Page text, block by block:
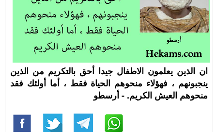
ان الذين يعلمون الاطفال جيدا أحق بالتكريم من الذين
ينجبونهم ، فهؤلاء منحوهم الحياة فقط ، أما أولئك فقد
منحوهم العيش الكريم. - أرسطو